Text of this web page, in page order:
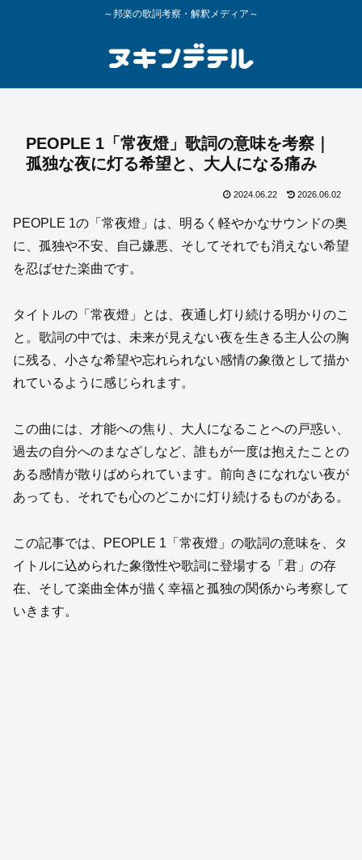
～邦楽の歌詞考察・解釈メディア～
PEOPLE 1「常夜燈」歌詞の意味を考察｜
孤独な夜に灯る希望と、大人になる痛み
2024.06.22 2026.06.02
PEOPLE 1の「常夜燈」は、明るく軽やかなサウンドの奥
に、孤独や不安、自己嫌悪、そしてそれでも消えない希望
を忍ばせた楽曲です。
タイトルの「常夜燈」とは、夜通し灯り続ける明かりのこ
と。歌詞の中では、未来が見えない夜を生きる主人公の胸
に残る、小さな希望や忘れられない感情の象徴として描か
れているように感じられます。
この曲には、才能への焦り、大人になることへの戸惑い、
過去の自分へのまなざしなど、誰もが一度は抱えたことの
ある感情が散りばめられています。前向きになれない夜が
あっても、それでも心のどこかに灯り続けるものがある。
この記事では、PEOPLE 1「常夜燈」の歌詞の意味を、タ
イトルに込められた象徴性や歌詞に登場する「君」の存
在、そして楽曲全体が描く幸福と孤独の関係から考察して
いきます。